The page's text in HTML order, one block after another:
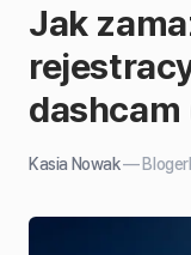
Jak
dashcam
Kasia Nowak—